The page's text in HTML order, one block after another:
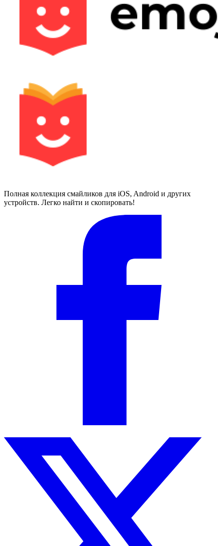
Полная коллекция смайликов для iOS, Android и других
устройств. Легко найти и скопировать!